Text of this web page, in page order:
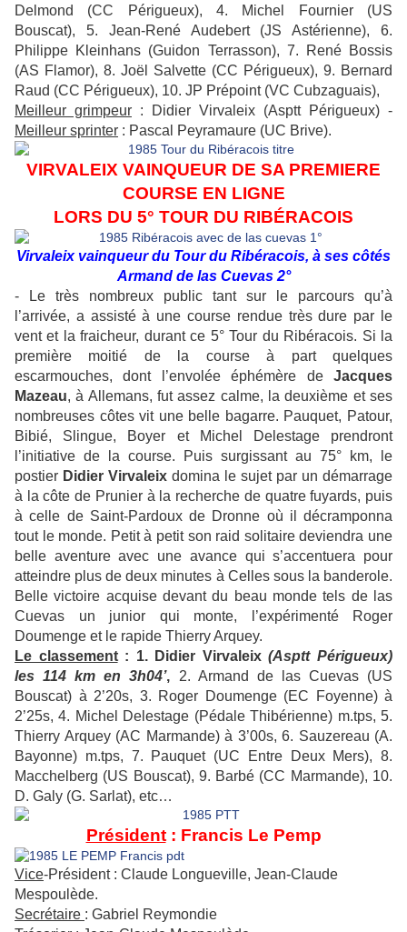
Delmond (CC Périgueux), 4. Michel Fournier (US
Bouscat), 5. Jean-René Audebert (JS Astérienne), 6.
Philippe Kleinhans (Guidon Terrasson), 7. René Bossis
(AS Flamor), 8. Joël Salvette (CC Périgueux), 9. Bernard
Raud (CC Périgueux), 10. JP Prépoint (VC Cubzaguais),
Meilleur grimpeur : Didier Virvaleix (Asptt Périgueux) -
Meilleur sprinter : Pascal Peyramaure (UC Brive).
VIRVALEIX VAINQUEUR DE SA PREMIERE
COURSE EN LIGNE
LORS DU 5° TOUR DU RIBÉRACOIS
Virvaleix vainqueur du Tour du Ribéracois, à ses côtés
Armand de las Cuevas 2°
- Le très nombreux public tant sur le parcours qu’à
l’arrivée, a assisté à une course rendue très dure par le
vent et la fraicheur, durant ce 5° Tour du Ribéracois. Si la
première moitié de la course à part quelques
escarmouches, dont l’envolée éphémère de Jacques
Mazeau, à Allemans, fut assez calme, la deuxième et ses
nombreuses côtes vit une belle bagarre. Pauquet, Patour,
Bibié, Slingue, Boyer et Michel Delestage prendront
l’initiative de la course. Puis surgissant au 75° km, le
postier Didier Virvaleix domina le sujet par un démarrage
à la côte de Prunier à la recherche de quatre fuyards, puis
à celle de Saint-Pardoux de Dronne où il décramponna
tout le monde. Petit à petit son raid solitaire deviendra une
belle aventure avec une avance qui s’accentuera pour
atteindre plus de deux minutes à Celles sous la banderole.
Belle victoire acquise devant du beau monde tels de las
Cuevas un junior qui monte, l’expérimenté Roger
Doumenge et le rapide Thierry Arquey.
Le classement: 1. Didier Virvaleix(Asptt Périgueux)
les 114 km en 3h04’, 2. Armand de las Cuevas (US
Bouscat) à 2’20s, 3. Roger Doumenge (EC Foyenne) à
2’25s, 4. Michel Delestage (Pédale Thibérienne) m.tps, 5.
Thierry Arquey (AC Marmande) à 3’00s, 6. Sauzereau (A.
Bayonne) m.tps, 7. Pauquet (UC Entre Deux Mers), 8.
Macchelberg (US Bouscat), 9. Barbé (CC Marmande), 10.
D. Galy (G. Sarlat), etc…
Président: Francis Le Pemp
Vice-Président : Claude Longueville, Jean-Claude
Mespoulède.
Secrétaire : Gabriel Reymondie